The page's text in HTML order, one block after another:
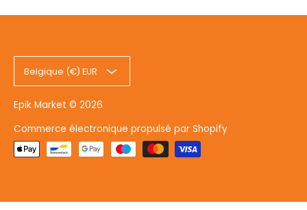
Belgique (€) EUR
Epik Market © 2026
Commerce électronique propulsé par Shopify